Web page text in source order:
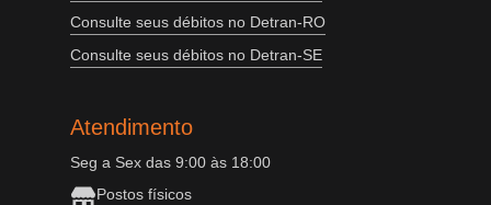
Consulte seus débitos no Detran-RO
Consulte seus débitos no Detran-SE
Atendimento
Seg a Sex das 9:00 às 18:00
Postos físicos